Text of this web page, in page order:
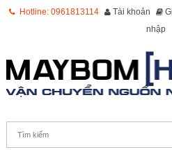
Hotline: 0961813114 Tài khoản
nhập